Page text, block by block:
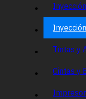
Tintas y
Cintas y